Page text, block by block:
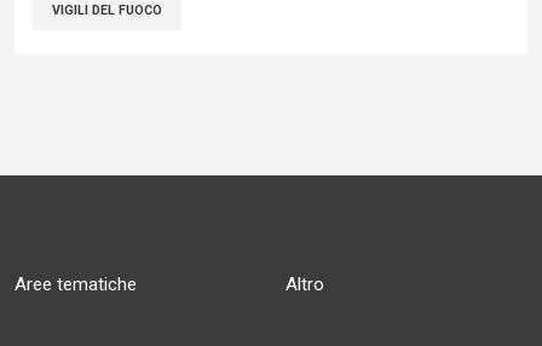
VIGILI DEL FUOCO
Aree tematiche Altro